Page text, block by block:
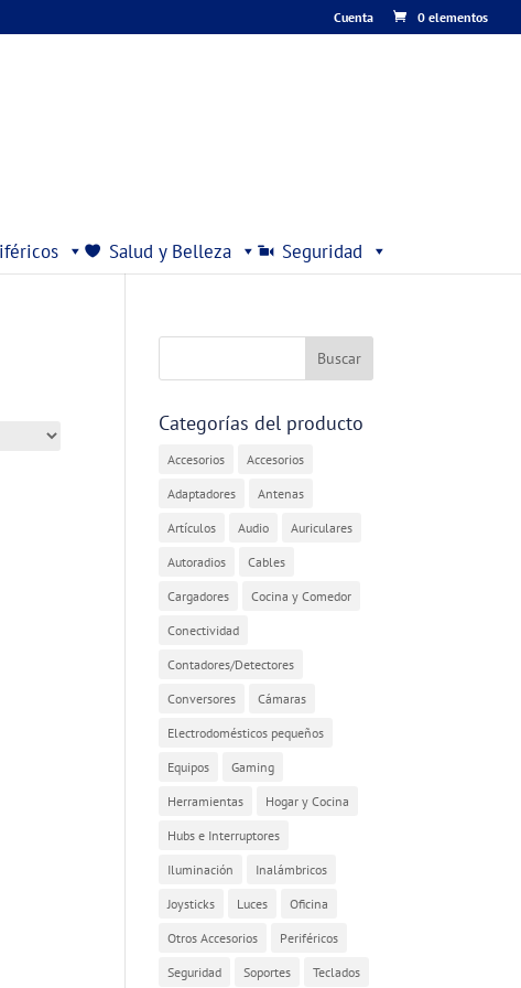
Cuenta 0 elementos
Salud y Belleza Seguridad
Categorías del producto
Accesorios Accesorios
Adaptadores Antenas
Artículos Audio Auriculares
Autoradios Cables
Cargadores Cocina y Comedor
Conectividad
Contadores/Detectores
Conversores Cámaras
Electrodomésticos pequeños
Equipos Gaming
Herramientas Hogar y Cocina
Hubs e Interruptores
Iluminación Inalámbricos
Joysticks Luces Oficina
Otros Accesorios Periféricos
Seguridad Soportes Teclados